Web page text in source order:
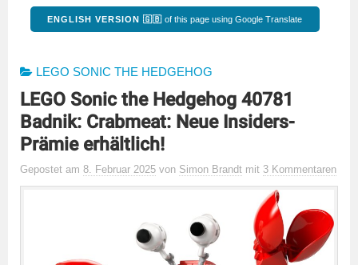
ENGLISH VERSION 🇬🇧 of this page using Google Translate
LEGO SONIC THE HEDGEHOG
LEGO Sonic the Hedgehog 40781
Badnik: Crabmeat: Neue Insiders-
Prämie erhältlich!
Gepostet am 8. Februar 2025 von Simon Brandt mit 3 Kommentaren